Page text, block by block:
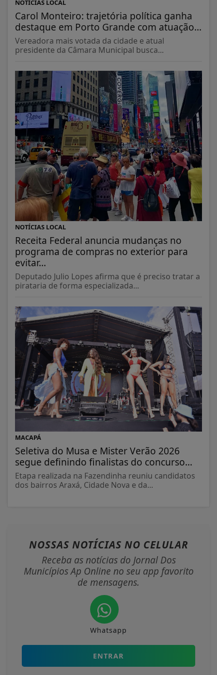
NOTÍCIAS LOCAL
Carol Monteiro: trajetória política ganha
destaque em Porto Grande com atuação...
Vereadora mais votada da cidade e atual
presidente da Câmara Municipal busca...
NOTÍCIAS LOCAL
Receita Federal anuncia mudanças no
programa de compras no exterior para
evitar...
Deputado Julio Lopes afirma que é preciso tratar a
pirataria de forma especializada...
MACAPÁ
Seletiva do Musa e Mister Verão 2026
segue definindo finalistas do concurso...
Etapa realizada na Fazendinha reuniu candidatos
dos bairros Araxá, Cidade Nova e da...
NOSSAS NOTÍCIAS NO CELULAR
Receba as notícias do Jornal Dos
Municípios Ap Online no seu app favorito
de mensagens.
Whatsapp
ENTRAR